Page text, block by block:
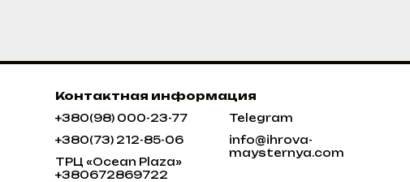
Контактная информация
+380(98) 000-23-77
+380(73) 212-85-06
ТРЦ «Ocean Plaza»
+380672869722
Telegram
info@ihrova-
maysternya.com